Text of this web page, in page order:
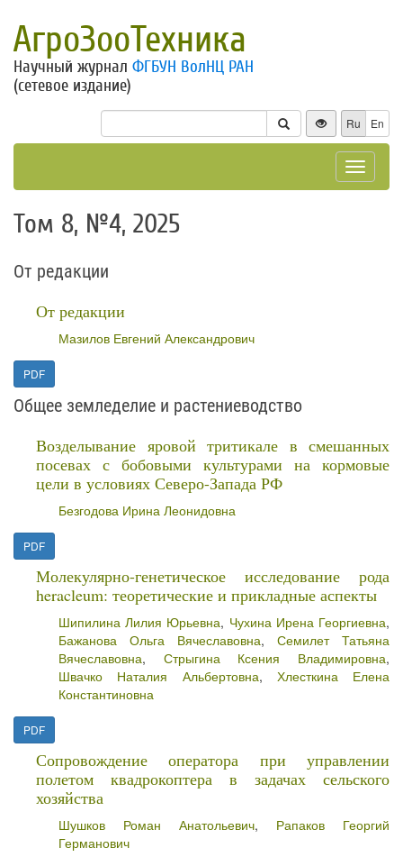
АгроЗооТехника
Научный журнал ФГБУН ВолНЦ РАН
(сетевое издание)
Ru En
Toggle
Том 8, №4, 2025
От редакции
От редакции
Мазилов Евгений Александрович
PDF
Общее земледелие и растениеводство
Возделывание яровой тритикале в смешанных
посевах с бобовыми культурами на кормовые
цели в условиях Северо-Запада РФ
Безгодова Ирина Леонидовна
PDF
Молекулярно-генетическое исследование рода
heracleum: теоретические и прикладные аспекты
Шипилина Лилия Юрьевна, Чухина Ирена Георгиевна,
Бажанова Ольга Вячеславовна, Семилет Татьяна
Вячеславовна, Стрыгина Ксения Владимировна,
Швачко Наталия Альбертовна, Хлесткина Елена
Константиновна
PDF
Сопровождение оператора при управлении
полетом квадрокоптера в задачах сельского
хозяйства
Шушков Роман Анатольевич, Рапаков Георгий
Германович